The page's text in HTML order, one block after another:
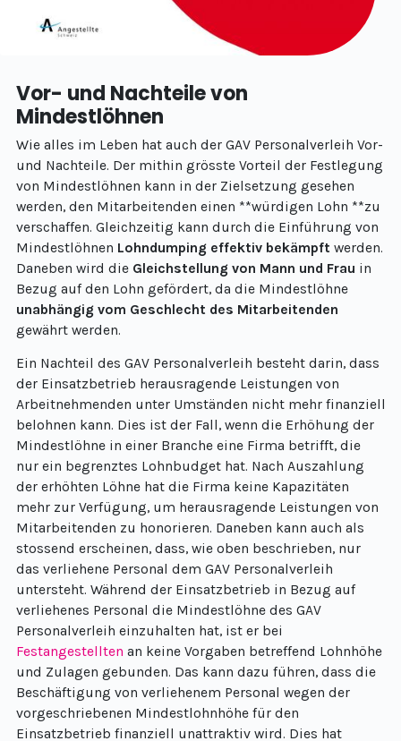
Vor- und Nachteile von
Mindestlöhnen
Wie alles im Leben hat auch der GAV Personalverleih Vor-
und Nachteile. Der mithin grösste Vorteil der Festlegung
von Mindestlöhnen kann in der Zielsetzung gesehen
werden, den Mitarbeitenden einen **würdigen Lohn **zu
verschaffen. Gleichzeitig kann durch die Einführung von
Mindestlöhnen Lohndumping effektiv bekämpft werden.
Daneben wird die Gleichstellung von Mann und Frau in
Bezug auf den Lohn gefördert, da die Mindestlöhne
unabhängig vom Geschlecht des Mitarbeitenden
gewährt werden.
Ein Nachteil des GAV Personalverleih besteht darin, dass
der Einsatzbetrieb herausragende Leistungen von
Arbeitnehmenden unter Umständen nicht mehr finanziell
belohnen kann. Dies ist der Fall, wenn die Erhöhung der
Mindestlöhne in einer Branche eine Firma betrifft, die
nur ein begrenztes Lohnbudget hat. Nach Auszahlung
der erhöhten Löhne hat die Firma keine Kapazitäten
mehr zur Verfügung, um herausragende Leistungen von
Mitarbeitenden zu honorieren. Daneben kann auch als
stossend erscheinen, dass, wie oben beschrieben, nur
das verliehene Personal dem GAV Personalverleih
untersteht. Während der Einsatzbetrieb in Bezug auf
verliehenes Personal die Mindestlöhne des GAV
Personalverleih einzuhalten hat, ist er bei
Festangestellten an keine Vorgaben betreffend Lohnhöhe
und Zulagen gebunden. Das kann dazu führen, dass die
Beschäftigung von verliehenem Personal wegen der
vorgeschriebenen Mindestlohnhöhe für den
Einsatzbetrieb finanziell unattraktiv wird. Dies hat